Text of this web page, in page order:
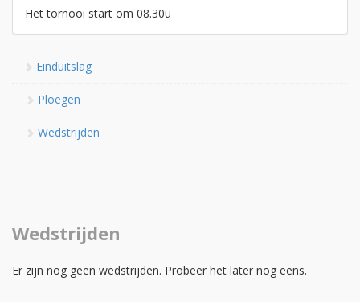
Het tornooi start om 08.30u
Einduitslag
Ploegen
Wedstrijden
Wedstrijden
Er zijn nog geen wedstrijden. Probeer het later nog eens.